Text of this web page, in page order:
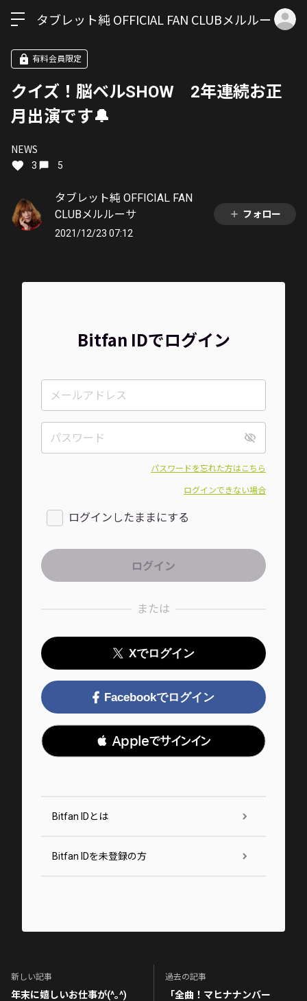
タブレット純 OFFICIAL FAN CLUBメルルーサ
有料会員限定
クイズ！脳ベルSHOW 2年連続お正
月出演です🔔
NEWS
3 5
タブレット純 OFFICIAL FAN
CLUBメルルーサ
2021/12/23 07:12
フォロー
Bitfan IDでログイン
パスワードを忘れた方はこちら
ログインできない場合
ログインしたままにする
または
Xでログイン
Facebookでログイン
 Appleでサインイン
Bitfan IDとは
Bitfan IDを未登録の方
新しい記事
年末に嬉しいお仕事が(^｡^)
過去の記事
「全曲！マヒナナンバー